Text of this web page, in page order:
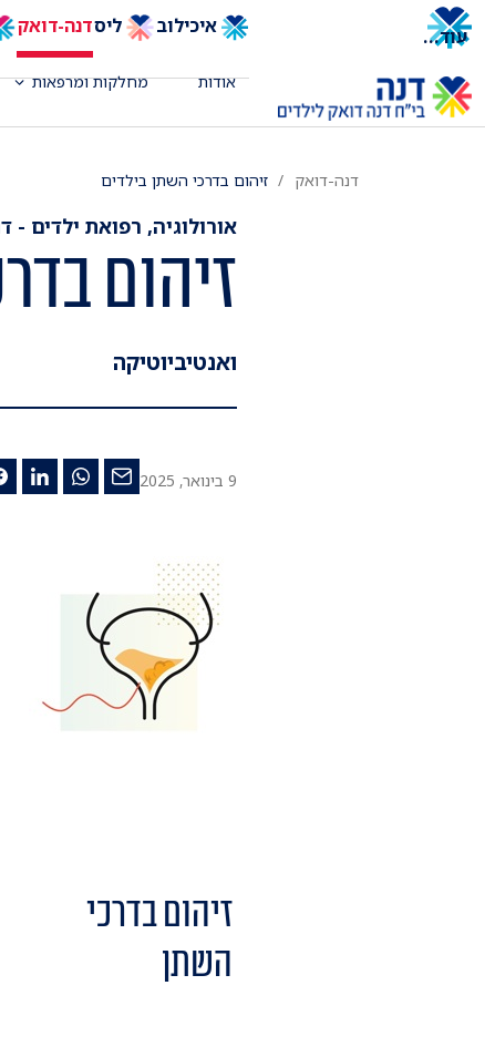
איכילוב ליסדנה-דואק
אודות מחלקות ומרפאות
עוד...
דנה-דואק זיהום בדרכי השתן בילדים
אורולוגיה, רפואת ילדים -
זיהום
ואנטיביוטיקה
9 בינואר, 2025
זיהום בדרכי
השתן